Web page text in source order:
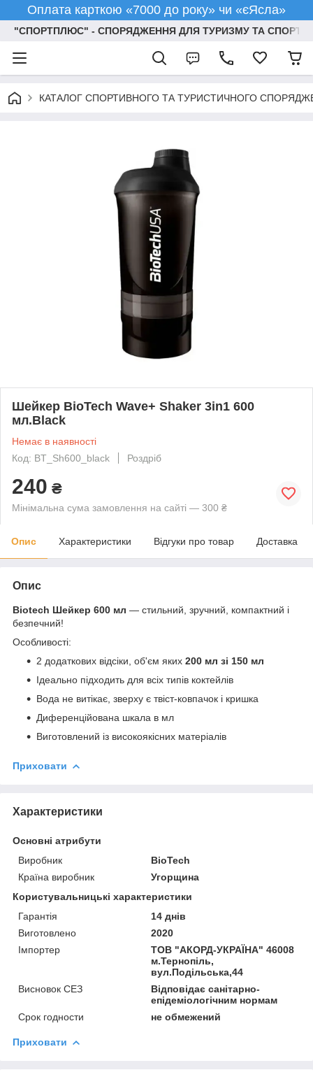
Оплата карткою «7000 до року» чи «єЯсла»
"СПОРТПЛЮС" - СПОРЯДЖЕННЯ ДЛЯ ТУРИЗМУ ТА СПОРТУ
КАТАЛОГ СПОРТИВНОГО ТА ТУРИСТИЧНОГО
Шейкер BioTech Wave+ Shaker 3in1 600
мл.Black
Немає в наявності
Код: BT_Sh600_black
Роздріб
240 ₴
Мінімальна сума замовлення на сайті — 300 ₴
Опис Характеристики Відгуки про товар Доставка
Опис
Biotech Шейкер 600 мл — стильний, зручний, компактний і
безпечний!
Особливості:
2 додаткових відсіки, об'єм яких 200 мл зі 150 мл
Ідеально підходить для всіх типів коктейлів
Вода не витікає, зверху є твіст-ковпачок і кришка
Диференційована шкала в мл
Виготовлений із високоякісних матеріалів
Приховати
Характеристики
Основні атрибути
Виробник
BioTech
Країна виробник
Угорщина
Користувальницькі характеристики
Гарантія
14 днів
Виготовлено
2020
Імпортер
ТОВ "АКОРД-УКРАЇНА" 46008
м.Тернопіль,
вул.Подільська,44
Висновок СЕЗ
Відповідає санітарно-
епідеміологічним нормам
Срок годности
не обмежений
Приховати